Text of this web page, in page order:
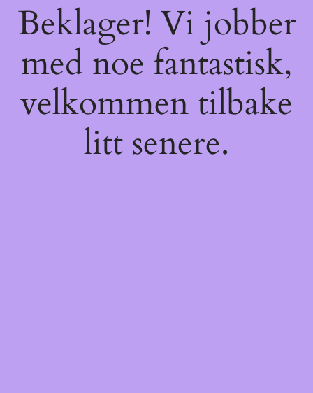
Beklager! Vi jobber
med noe fantastisk,
velkommen tilbake
litt senere.